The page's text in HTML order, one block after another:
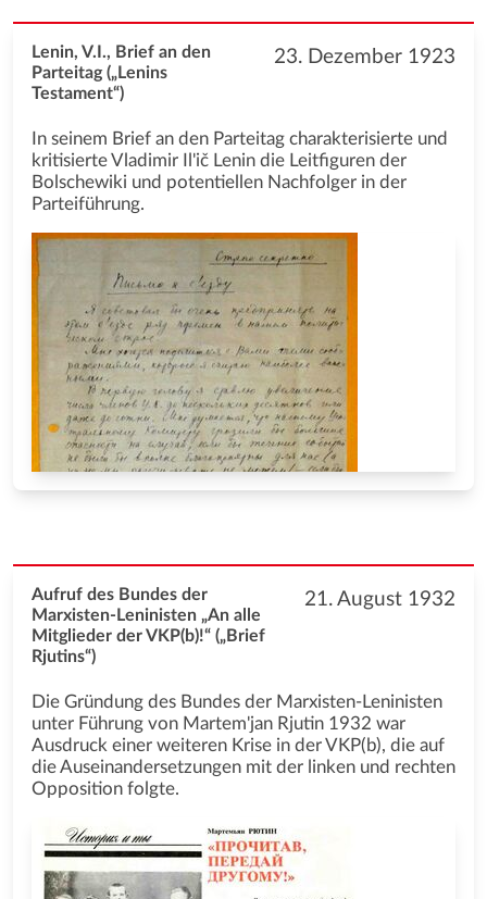
23. Dezember 1923
Lenin, V.I., Brief an den
Parteitag („Lenins
Testament“)
In seinem Brief an den Parteitag charakterisierte und
kritisierte Vladimir Il'ič Lenin die Leitfiguren der
Bolschewiki und potentiellen Nachfolger in der
Parteiführung.
21. August 1932
Aufruf des Bundes der
Marxisten-Leninisten „An alle
Mitglieder der VKP(b)!“ („Brief
Rjutins“)
Die Gründung des Bundes der Marxisten-Leninisten
unter Führung von Martem'jan Rjutin 1932 war
Ausdruck einer weiteren Krise in der VKP(b), die auf
die Auseinandersetzungen mit der linken und rechten
Opposition folgte.